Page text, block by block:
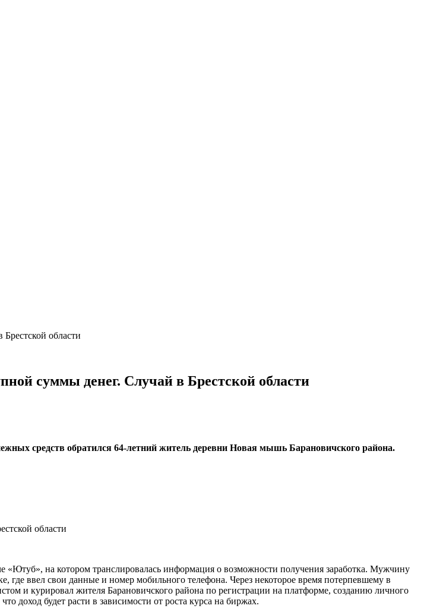
области
суммы денег. Случай в Брестской области
средств обратился 64-летний житель деревни Новая мышь Барановичского района.
«Ютуб», на котором транслировалась информация о возможности получения заработка. Мужчину
где ввел свои данные и номер мобильного телефона. Через некоторое время потерпевшему в
и курировал жителя Барановичского района по регистрации на платформе, созданию личного
доход будет расти в зависимости от роста курса на биржах.